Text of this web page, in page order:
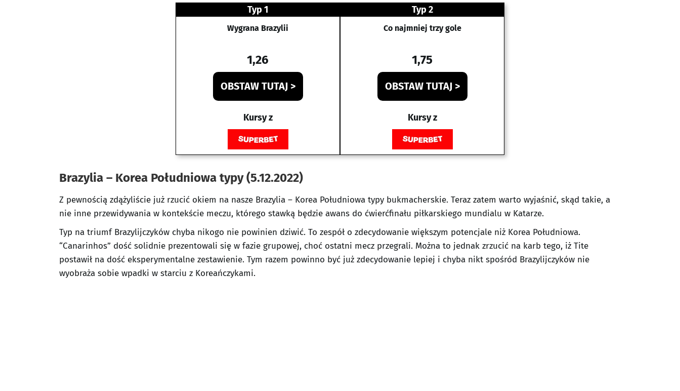
Typ 1
Wygrana Brazylii
1,26
OBSTAW TUTAJ >
Kursy z
Typ 2
Co najmniej trzy gole
1,75
OBSTAW TUTAJ >
Kursy z
Brazylia – Korea Południowa typy (5.12.2022)
Z pewnością zdążyliście już rzucić okiem na nasze Brazylia – Korea Południowa typy bukmacherskie. Teraz zatem warto wyjaśnić, skąd takie, a
nie inne przewidywania w kontekście meczu, którego stawką będzie awans do ćwierćfinału piłkarskiego mundialu w Katarze.
Typ na triumf Brazylijczyków chyba nikogo nie powinien dziwić. To zespół o zdecydowanie większym potencjale niż Korea Południowa.
“Canarinhos” dość solidnie prezentowali się w fazie grupowej, choć ostatni mecz przegrali. Można to jednak zrzucić na karb tego, iż Tite
postawił na dość eksperymentalne zestawienie. Tym razem powinno być już zdecydowanie lepiej i chyba nikt spośród Brazylijczyków nie
wyobraża sobie wpadki w starciu z Koreańczykami.